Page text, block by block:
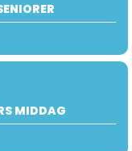
MIDDAG